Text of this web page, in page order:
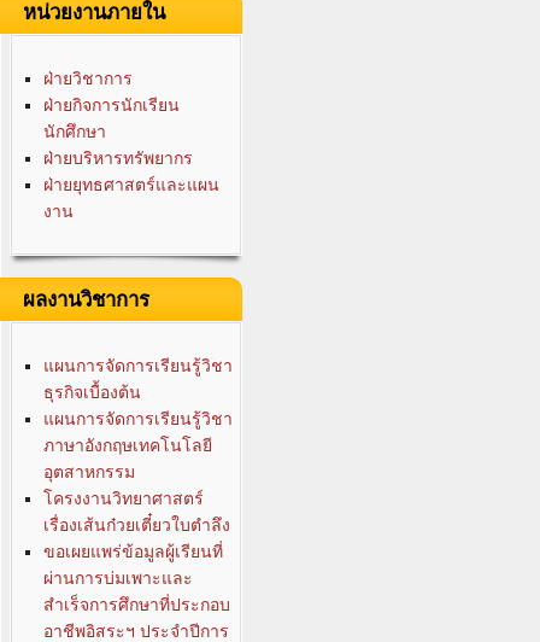
หน่วยงานภายใน
ฝ่ายวิชาการ
ฝ่ายกิจการนักเรียน
นักศึกษา
ฝ่ายบริหารทรัพยากร
ฝ่ายยุทธศาสตร์และแผน
งาน
ผลงานวิชาการ
แผนการจัดการเรียนรู้วิชา
ธุรกิจเบื้องต้น
แผนการจัดการเรียนรู้วิชา
ภาษาอังกฤษเทคโนโลยี
อุตสาหกรรม
โครงงานวิทยาศาสตร์
เรื่องเส้นก๋วยเตี๋ยวใบตำลึง
ขอเผยแพร่ข้อมูลผู้เรียนที่
ผ่านการบ่มเพาะและ
สำเร็จการศึกษาที่ประกอบ
อาชีพอิสระฯ ประจำปีการ